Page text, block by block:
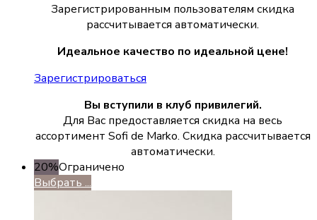
Зарегистрированным пользователям скидка
рассчитывается автоматически.
Идеальное качество по идеальной цене!
Зарегистрироваться
Вы вступили в клуб привилегий.
Для Вас предоставляется скидка на весь
ассортимент Sofi de Marko. Скидка рассчитывается
автоматически.
20%Ограничено
Выбрать ...